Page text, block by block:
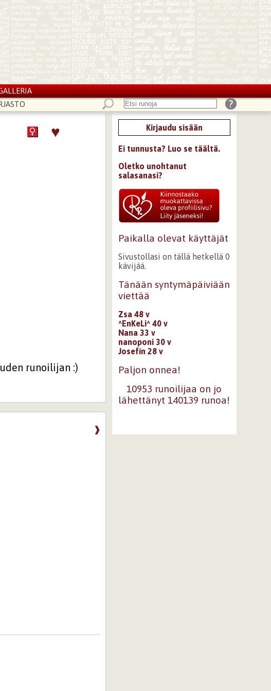
♥
runoilijan :)
❱
Kirjaudu sisään
Ei tunnusta? Luo se täältä.
Oletko unohtanut
salasanasi?
Paikalla olevat käyttäjät
Sivustollasi on tällä hetkellä 0
kävijää.
Tänään syntymäpäiviään
viettää
Zsa 48 v
^EnKeLi^ 40 v
Nana 33 v
nanoponi 30 v
Josefín 28 v
Paljon onnea!
10953 runoilijaa on jo
lähettänyt 140139 runoa!